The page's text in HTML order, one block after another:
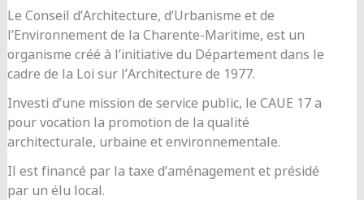
Le Conseil d’Architecture, d’Urbanisme et de
l’Environnement de la Charente-Maritime, est un
organisme créé à l’initiative du Département dans le
cadre de la Loi sur l’Architecture de 1977.
Investi d’une mission de service public, le CAUE 17 a
pour vocation la promotion de la qualité
architecturale, urbaine et environnementale.
Il est financé par la taxe d’aménagement et présidé
par un élu local.